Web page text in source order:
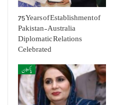
75 Years of Establishment of
Pakistan-Australia
Diplomatic Relations
Celebrated
پاکستان